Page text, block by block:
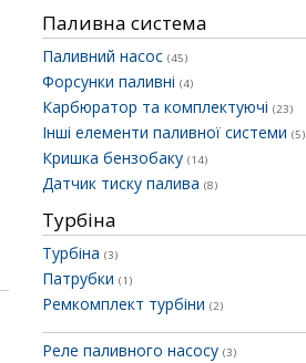
Паливна система
Паливний насос (45)
Форсунки паливні (4)
Карбюратор та комплектуючі (23)
Інші елементи паливної системи (5)
Кришка бензобаку (14)
Датчик тиску палива (8)
Турбіна
Турбіна (3)
Патрубки (1)
Ремкомплект турбіни (2)
Реле паливного насосу (3)